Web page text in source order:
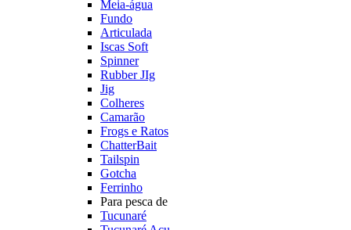
Meia-água
Fundo
Articulada
Iscas Soft
Spinner
Rubber JIg
Jig
Colheres
Camarão
Frogs e Ratos
ChatterBait
Tailspin
Gotcha
Ferrinho
Para pesca de
Tucunaré